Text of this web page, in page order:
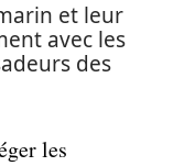
et leur
avec les
des
les